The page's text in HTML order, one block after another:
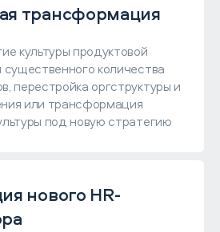
трансформация
культуры продуктовой
существенного количества
перестройка оргструктуры и
или трансформация
под новую стратегию
нового HR-